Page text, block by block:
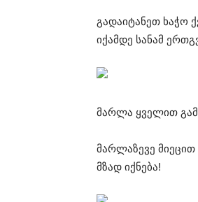
გადაიტანეთ ხაჭო
იქამდე სანამ
მარლა ყველით
მარლაზევე
მზად იქნება!